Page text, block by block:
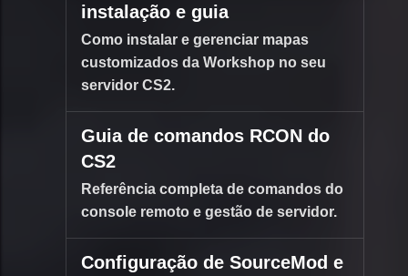
instalação e guia
Como instalar e gerenciar mapas
customizados da Workshop no seu
servidor CS2.
Guia de comandos RCON do
CS2
Referência completa de comandos do
console remoto e gestão de servidor.
Configuração de SourceMod e